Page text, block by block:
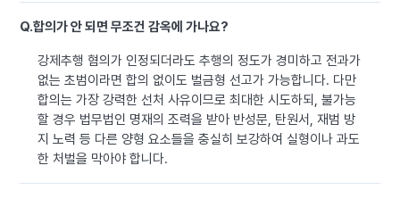
Q.합의가 안 되면 무조건 감옥에 가나요?
강제추행 혐의가 인정되더라도 추행의 정도가 경미하고 전과가
없는 초범이라면 합의 없이도 벌금형 선고가 가능합니다. 다만
합의는 가장 강력한 선처 사유이므로 최대한 시도하되, 불가능
할 경우 법무법인 명재의 조력을 받아 반성문, 탄원서, 재범 방
지 노력 등 다른 양형 요소들을 충실히 보강하여 실형이나 과도
한 처벌을 막아야 합니다.